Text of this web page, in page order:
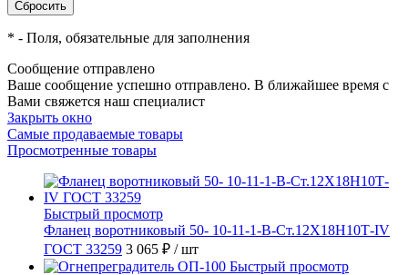
* - Поля, обязательные для заполнения
Сообщение отправлено
Ваше сообщение успешно отправлено. В ближайшее время с
Вами свяжется наш специалист
Закрыть окно
Самые продаваемые товары
Просмотренные товары
Быстрый просмотр
Фланец воротниковый 50- 10-11-1-B-Ст.12Х18Н10Т-IV
ГОСТ 33259 3 065 ₽ / шт
Быстрый просмотр